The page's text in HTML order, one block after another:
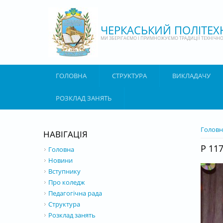
ЧЕРКАСЬКИЙ
МИ ЗБЕРІГАЄМО І ПРИМНОЖУЄМО ТРАДИЦІЇ
ГОЛОВНА СТРУКТУРА ВИКЛАДАЧУ
РОЗКЛАД ЗАНЯТЬ
ВИ Є
P
НАВІГАЦІЯ
Головна
Новини
Вступнику
Про коледж
Педагогічна рада
Структура
Розклад занять